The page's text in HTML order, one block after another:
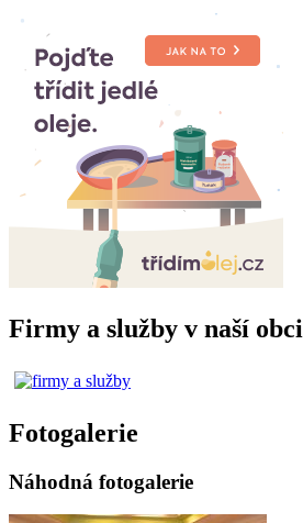
Firmy a služby v naší obci
Fotogalerie
Náhodná fotogalerie